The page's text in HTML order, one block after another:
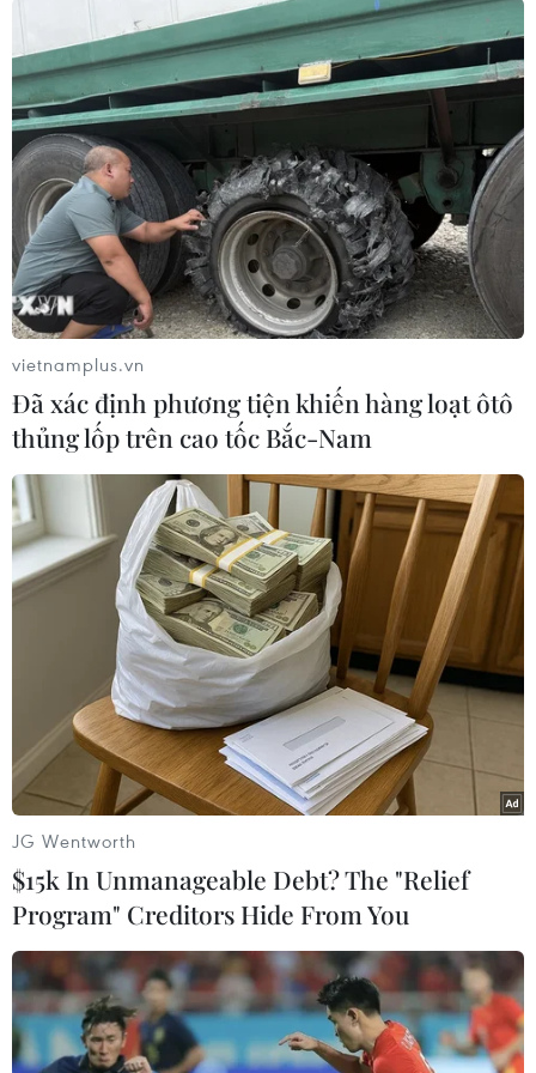
(Vietnam+)
#Tổng thống Hàn Quốc
#Yoon Suk-yeol
#Mối đe dọa hạt nhân
Hàn Quốc
Theo dõi VietnamPlus
TIN LIÊN QUAN
vietnamplus.vn
Đã xác định phương tiện khiến hàng loạt ôtô
thủng lốp trên cao tốc Bắc-Nam
JG Wentworth
$15k In Unmanageable Debt? The "Relief
Program" Creditors Hide From You